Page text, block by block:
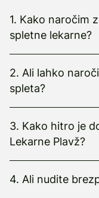
1. Kako naročim
spletne lekarne?
2. Ali lahko
spleta?
3. Kako hitro je
Lekarne Plavž?
4. Ali nudite